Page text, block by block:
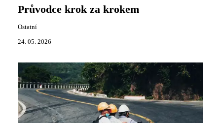
Průvodce krok za krokem
Ostatní
24. 05. 2026